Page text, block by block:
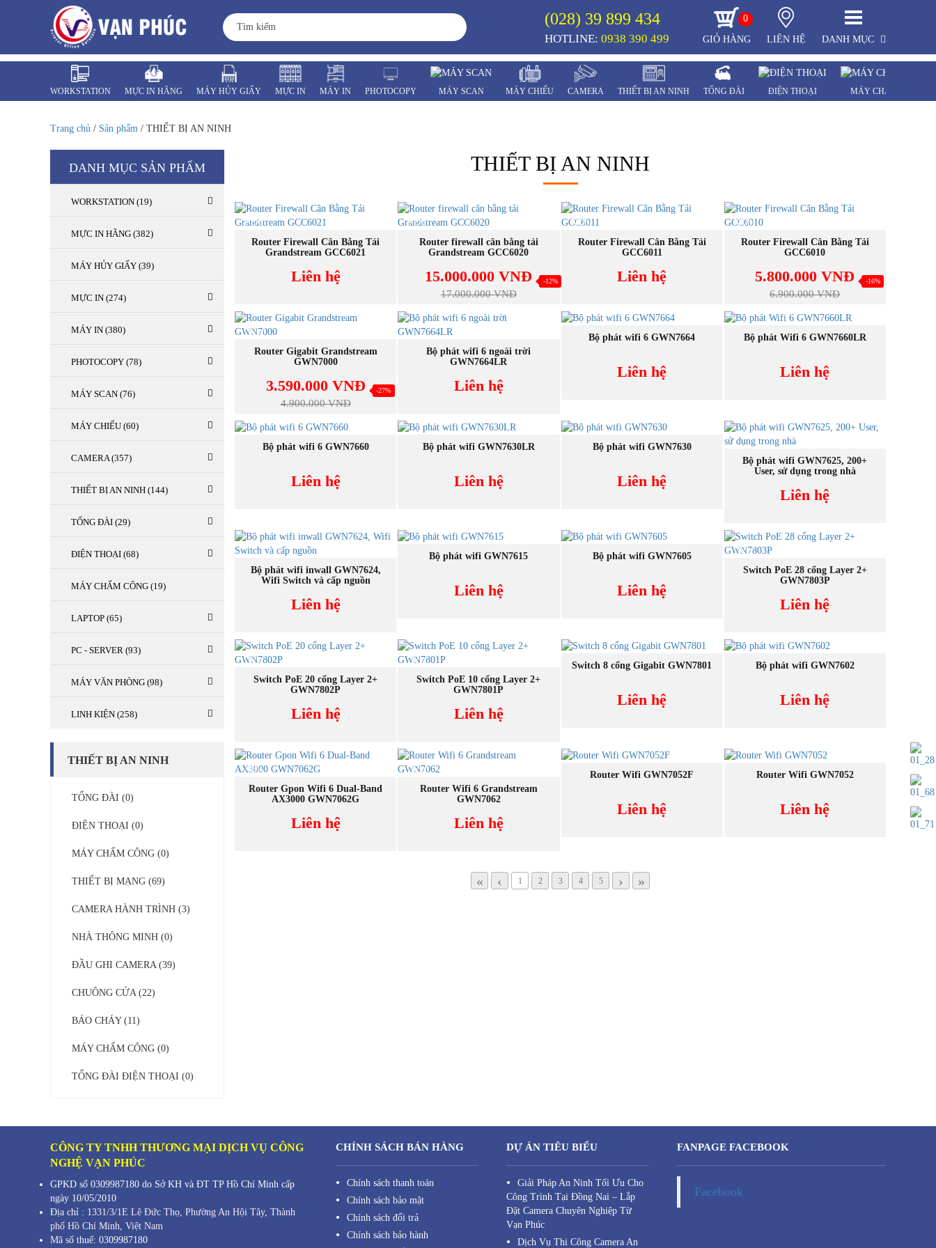
(028) 39 899 434
HOTLINE: 0938 390 499
0
GIỎ HÀNG
LIÊN HỆ DANH MỤC
WORKSTATION MỰC IN HÃNG MÁY HỦY GIẤY MỰC IN MÁY IN PHOTOCOPY MÁY SCAN MÁY CHIẾU CAMERA THIẾT BỊ AN NINH TỔNG ĐÀI ĐIỆN THOẠI MÁY CHẤM CÔNG
MÁY VĂN PHÒNG LINH KIỆN
Trang chủ / Sản phẩm / THIẾT BỊ AN NINH
DANH MỤC SẢN PHẨM
WORKSTATION (19)
MỰC IN HÃNG (382)
MÁY HỦY GIẤY (39)
MỰC IN (274)
MÁY IN (380)
PHOTOCOPY (78)
MÁY SCAN (76)
MÁY CHIẾU (60)
CAMERA (357)
THIẾT BỊ AN NINH (144)
TỔNG ĐÀI (29)
ĐIỆN THOẠI (68)
MÁY CHẤM CÔNG (19)
LAPTOP (65)
PC - SERVER (93)
MÁY VĂN PHÒNG (98)
LINH KIỆN (258)
THIẾT BỊ AN NINH
TỔNG ĐÀI (0)
ĐIỆN THOẠI (0)
MÁY CHẤM CÔNG (0)
THIẾT BỊ MẠNG (69)
CAMERA HÀNH TRÌNH (3)
NHÀ THÔNG MINH (0)
ĐẦU GHI CAMERA (39)
CHUÔNG CỬA (22)
BÁO CHÁY (11)
MÁY CHẤM CÔNG (0)
TỔNG ĐÀI ĐIỆN THOẠI (0)
THIẾT BỊ AN NINH
NEW
MUA NGAY
Router Firewall Cân Bằng Tải
Grandstream GCC6021
Liên hệ
NEW
MUA NGAY
Router firewall cân bằng tải
Grandstream GCC6020
15.000.000 VNĐ
17.000.000 VNĐ
-12%
NEW
MUA NGAY
Router Firewall Cân Bằng Tải
GCC6011
Liên hệ
NEW
MUA NGAY
Router Firewall Cân Bằng Tải
GCC6010
5.800.000 VNĐ
6.900.000 VNĐ
-16%
NEW
MUA NGAY
Router Gigabit Grandstream
GWN7000
3.590.000 VNĐ
4.900.000 VNĐ
-27%
MUA NGAY
Bộ phát wifi 6 ngoài trời
GWN7664LR
Liên hệ
MUA NGAY
Bộ phát wifi 6 GWN7664
Liên hệ
MUA NGAY
Bộ phát Wifi 6 GWN7660LR
Liên hệ
MUA NGAY
Bộ phát wifi 6 GWN7660
Liên hệ
MUA NGAY
Bộ phát wifi GWN7630LR
Liên hệ
MUA NGAY
Bộ phát wifi GWN7630
Liên hệ
MUA NGAY
Bộ phát wifi GWN7625, 200+
User, sử dụng trong nhà
Liên hệ
MUA NGAY
Bộ phát wifi inwall GWN7624,
Wifi Switch và cấp nguồn
Liên hệ
MUA NGAY
Bộ phát wifi GWN7615
Liên hệ
MUA NGAY
Bộ phát wifi GWN7605
Liên hệ
NEW
MUA NGAY
Switch PoE 28 cổng Layer 2+
GWN7803P
Liên hệ
NEW
MUA NGAY
Switch PoE 20 cổng Layer 2+
GWN7802P
Liên hệ
NEW
MUA NGAY
Switch PoE 10 cổng Layer 2+
GWN7801P
Liên hệ
MUA NGAY
Switch 8 cổng Gigabit GWN7801
Liên hệ
MUA NGAY
Bộ phát wifi GWN7602
Liên hệ
NEW
MUA NGAY
Router Gpon Wifi 6 Dual-Band
AX3000 GWN7062G
Liên hệ
NEW
MUA NGAY
Router Wifi 6 Grandstream
GWN7062
Liên hệ
MUA NGAY
Router Wifi GWN7052F
Liên hệ
MUA NGAY
Router Wifi GWN7052
Liên hệ
« ‹ 1 2 3 4 5 › »
CÔNG TY TNHH THƯƠNG MẠI DỊCH VỤ CÔNG
NGHỆ VẠN PHÚC
GPKD số 0309987180 do Sở KH và ĐT TP Hồ Chí Minh cấp
ngày 10/05/2010
Địa chỉ : 1331/3/1E Lê Đức Thọ, Phường An Hội Tây, Thành
phố Hồ Chí Minh, Việt Nam
Mã số thuế: 0309987180
CHÍNH SÁCH BÁN HÀNG
Chính sách thanh toán
Chính sách bảo mật
Chính sách đổi trả
Chính sách bảo hành
DỰ ÁN TIÊU BIỂU
Giải Pháp An Ninh Tối Ưu Cho
Công Trình Tại Đồng Nai – Lắp
Đặt Camera Chuyên Nghiệp Từ
Vạn Phúc
Dịch Vụ Thi Công Camera An
FANPAGE FACEBOOK
Facebook